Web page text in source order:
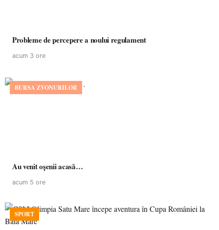
Probleme de percepere a noului regulament
acum 3 ore
BURSA ZVONURILOR
Au venit oșenii acasă…
acum 5 ore
SPORT